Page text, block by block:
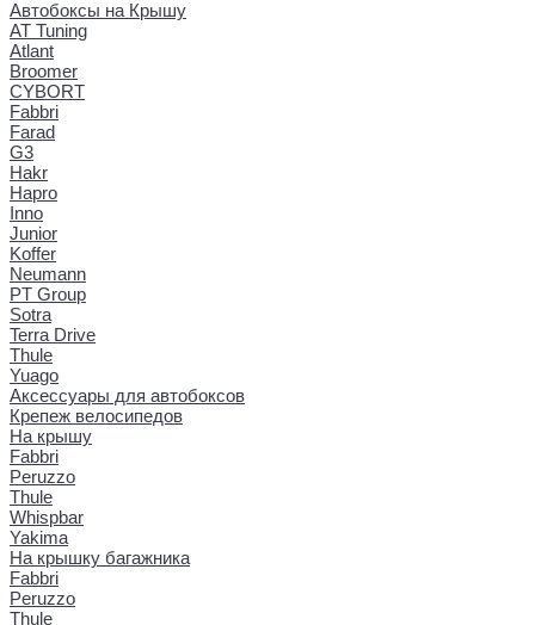
Автобоксы на Крышу
AT Tuning
Atlant
Broomer
CYBORT
Fabbri
Farad
G3
Hakr
Hapro
Inno
Junior
Koffer
Neumann
PT Group
Sotra
Terra Drive
Thule
Yuago
Аксессуары для автобоксов
Крепеж велосипедов
На крышу
Fabbri
Peruzzo
Thule
Whispbar
Yakima
На крышку багажника
Fabbri
Peruzzo
Thule